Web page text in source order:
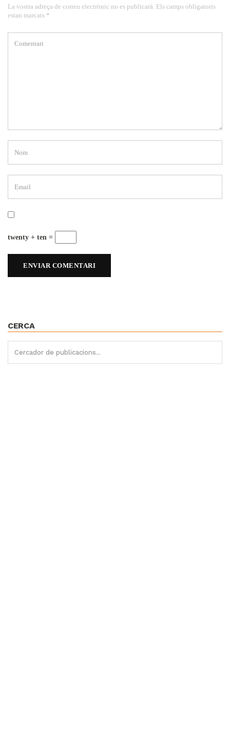
La vostra adreça de correu electrònic no es publicarà. Els camps obligatoris
estan marcats *
twenty + ten =
CERCA